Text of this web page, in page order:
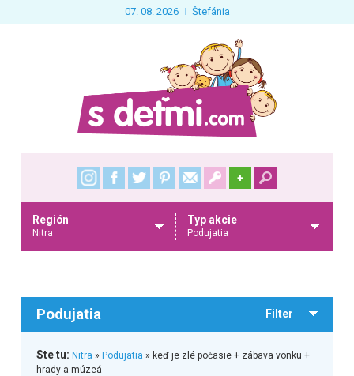
07. 08. 2026 Štefánia
+
Región
Nitra
Typ akcie
Podujatia
Podujatia Filter
Ste tu: Nitra » Podujatia » keď je zlé počasie + zábava vonku +
hrady a múzeá